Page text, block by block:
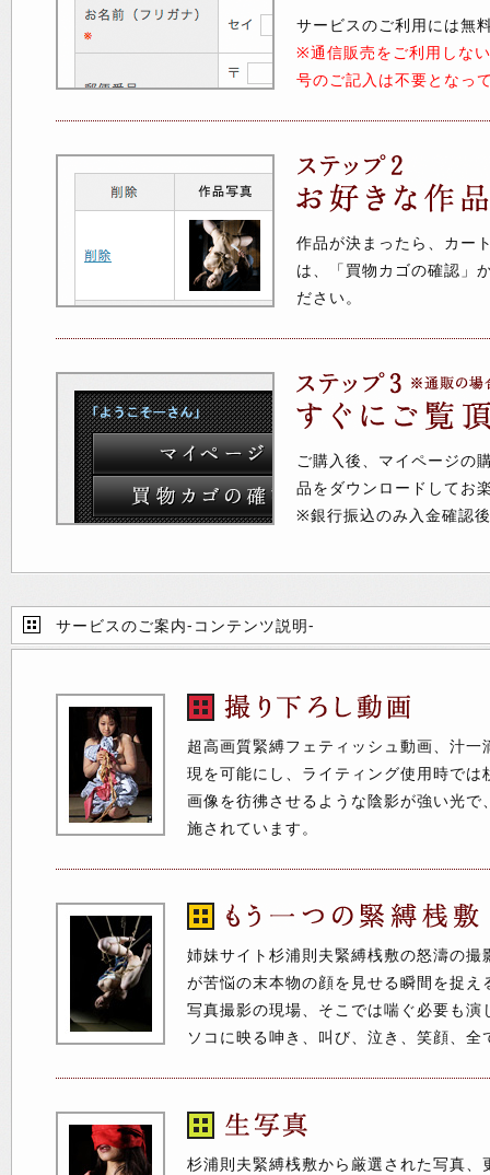
サービスのご利用には無
※通信販売をご利用しな
号のご記入は不要となっ
作品が決まったら、カー
は、「買物カゴの確認」
ださい。
ご購入後、マイページの
品をダウンロードしてお
※銀行振込のみ入金確認
サービスのご案内-コンテンツ説明-
超高画質緊縛フェティッシュ動画、汁
現を可能にし、ライティング使用時では
画像を彷彿させるような陰影が強い光
施されています。
姉妹サイト杉浦則夫緊縛桟敷の怒濤の
が苦悩の末本物の顔を見せる瞬間を捉え
写真撮影の現場、そこでは喘ぐ必要も
ソコに映る呻き、叫び、泣き、笑顔、全
杉浦則夫緊縛桟敷から厳選された写真